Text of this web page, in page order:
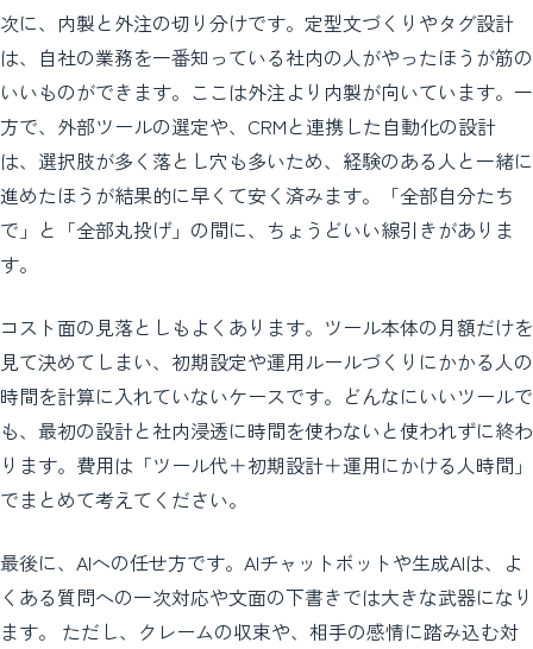
次に、内製と外注の切り分けです。定型文づくりやタグ設計
は、自社の業務を一番知っている社内の人がやったほうが筋の
いいものができます。ここは外注より内製が向いています。一
方で、外部ツールの選定や、CRMと連携した自動化の設計
は、選択肢が多く落とし穴も多いため、経験のある人と一緒に
進めたほうが結果的に早くて安く済みます。「全部自分たち
で」と「全部丸投げ」の間に、ちょうどいい線引きがありま
す。
コスト面の見落としもよくあります。ツール本体の月額だけを
見て決めてしまい、初期設定や運用ルールづくりにかかる人の
時間を計算に入れていないケースです。どんなにいいツールで
も、最初の設計と社内浸透に時間を使わないと使われずに終わ
ります。費用は「ツール代＋初期設計＋運用にかける人時間」
でまとめて考えてください。
最後に、AIへの任せ方です。AIチャットボットや生成AIは、よ
くある質問への一次対応や文面の下書きでは大きな武器になり
ます。 ただし、クレームの収束や、相手の感情に踏み込む対